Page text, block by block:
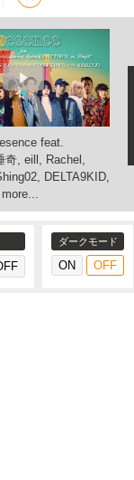
feat.
奇, eill, Rachel,
DELTA9KID,
ダークモード